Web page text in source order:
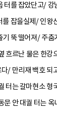
터를 잡았단고/
를 잡을실제/ 인왕
뚝 떨어져/ 주춤
흐르난 물은 한강
/ 만리재 백호 되
터는 갈마현소 형
문 안 대궐 터는